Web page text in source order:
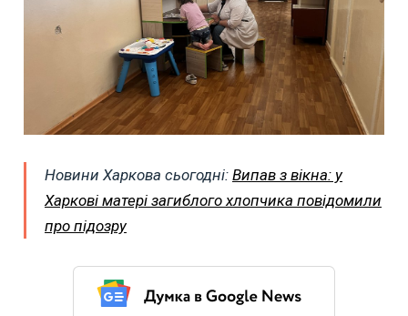
Новини Харкова сьогодні: Випав з вікна: у
Харкові матері загиблого хлопчика повідомили
про підозру